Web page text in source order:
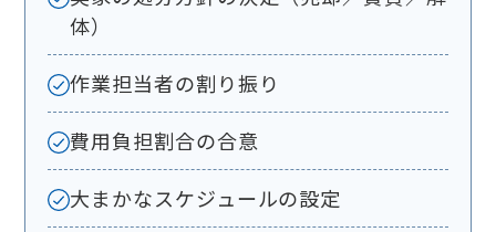
体）
作業担当者の割り振り
費用負担割合の合意
大まかなスケジュールの設定